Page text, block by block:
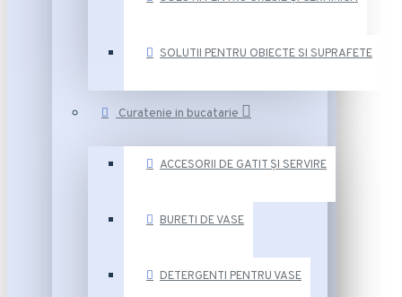
SOLUTII PENTRU OBIECTE SI SUPRAFETE
Curatenie in bucatarie
ACCESORII DE GATIT ȘI SERVIRE
BURETI DE VASE
DETERGENTI PENTRU VASE